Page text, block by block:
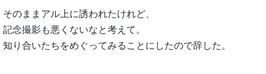
そのままアル上に誘われたけれど、
記念撮影も悪くないなと考えて。
知り合いたちをめぐってみることにしたので辞した。